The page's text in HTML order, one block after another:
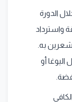
الدورة
واسترداد
به.
أو